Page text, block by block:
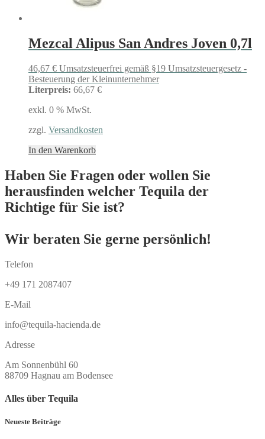
Mezcal Alipus San Andres Joven 0,7l
46,67 € Umsatzsteuerfrei gemäß §19 Umsatzsteuergesetz -
Besteuerung der Kleinunternehmer
Literpreis: 66,67 €
exkl. 0 % MwSt.
zzgl. Versandkosten
In den Warenkorb
Haben Sie Fragen oder wollen Sie
herausfinden welcher Tequila der
Richtige für Sie ist?
Wir beraten Sie gerne persönlich!
Telefon
+49 171 2087407
E-Mail
info@tequila-hacienda.de
Adresse
Am Sonnenbühl 60
88709 Hagnau am Bodensee
Alles über Tequila
Neueste Beiträge